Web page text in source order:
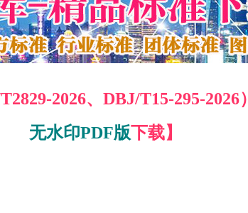
2026、DBJ/T15-295-2026）
无水印PDF版下载】